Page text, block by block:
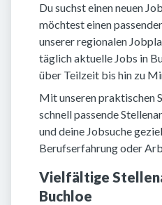
Du suchst einen neuen
möchtest einen
unserer regionalen
täglich aktuelle Jobs in
über Teilzeit bis hin zu
Mit unseren praktischen
schnell passende
und deine Jobsuche
Berufserfahrung oder
Vielfältige
Buchloe